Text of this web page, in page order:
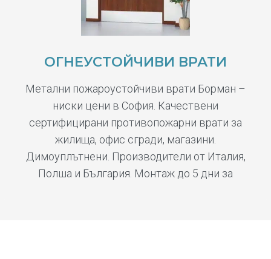
ОГНЕУСТОЙЧИВИ ВРАТИ
Метални пожароустойчиви врати Борман –
ниски цени в София. Качествени
сертифицирани противопожарни врати за
жилища, офис сгради, магазини.
Димоуплътнени. Производители от Италия,
Полша и България. Монтаж до 5 дни за